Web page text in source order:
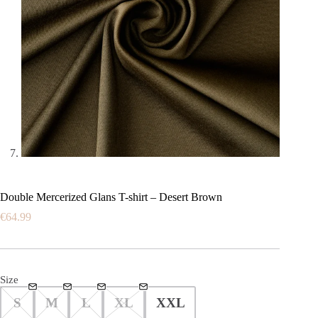
Double Mercerized Glans T-shirt – Desert Brown
€64.99
Size
S M L XL XXL